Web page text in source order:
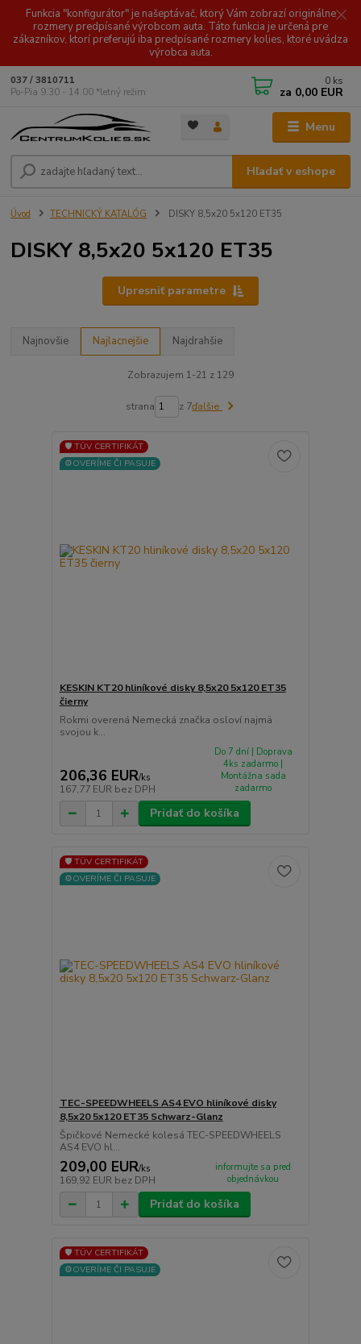
Funkcia "konfigurátor" je našeptávač, ktorý Vám zobrazí originálne
rozmery predpísané výrobcom auta. Táto funkcia je určená pre
zákazníkov, ktorí preferujú iba predpísané rozmery kolies, ktoré uvádza
výrobca auta.
Menu
Hľadať v eshope
037 / 3810711
Po-Pia 9.30 - 14.00 *letný režim
0 ks
za 0,00 EUR
Úvod TECHNICKÝ KATALÓG DISKY 8,5x20 5x120 ET35
DISKY 8,5x20 5x120 ET35
Upresniť parametre
Najnovšie Najlacnejšie Najdrahšie
Zobrazujem 1-21 z 129
strana z 7ďalšie
🛡️ TÜV CERTIFIKÁT
⚙️OVERÍME ČI PASUJE
KESKIN KT20 hliníkové disky 8,5x20 5x120 ET35
čierny
Rokmi overená Nemecká značka osloví najmä
svojou k...
206,36 EUR/ks
167,77 EUR bez DPH
Do 7 dní | Doprava
4ks zadarmo |
Montážna sada
zadarmo
Pridať do košíka
🛡️ TÜV CERTIFIKÁT
⚙️OVERÍME ČI PASUJE
TEC-SPEEDWHEELS AS4 EVO hliníkové disky
8,5x20 5x120 ET35 Schwarz-Glanz
Špičkové Nemecké kolesá TEC-SPEEDWHEELS
AS4 EVO hl...
209,00 EUR/ks
169,92 EUR bez DPH
informujte sa pred
objednávkou
Pridať do košíka
🛡️ TÜV CERTIFIKÁT
⚙️OVERÍME ČI PASUJE